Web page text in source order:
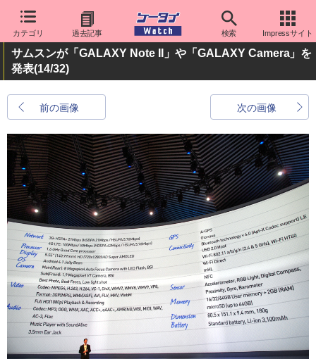
カテゴリ 過去記事 検索 Impressサイト
サムスンが「GALAXY Note II」や「GALAXY Camera」を
発表(14/32)
前の画像 次の画像